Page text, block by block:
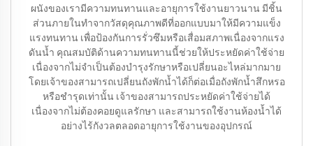
ผนังของเรามีความทนทานและอายุการใช้งานยาวนาน มีชิ้น
ส่วนภายในทำจากวัสดุคุณภาพดีที่ออกแบบมาให้มีความแข็ง
แรงทนทาน เพื่อป้องกันการรั่วซึมหรือเสื่อมสภาพเนื่องจากแรง
ดันน้ำ คุณสมบัติด้านความทนทานนี้ช่วยให้ประหยัดค่าใช้จ่าย
เนื่องจากไม่จำเป็นต้องบำรุงรักษาหรือเปลี่ยนอะไหล่มากมาย
โดยเจ้าของสามารถเปลี่ยนถังพักน้ำได้ก็ต่อเมื่อถังพักน้ำสึกหรอ
หรือชำรุดเท่านั้น เจ้าของสามารถประหยัดค่าใช้จ่ายได้
เนื่องจากไม่ต้องคอยดูแลรักษา และสามารถใช้งานห้องน้ำได้
อย่างไร้กังวลตลอดอายุการใช้งานของอุปกรณ์